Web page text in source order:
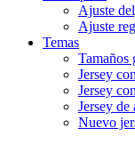
Ajuste
Ajuste
Temas
Tamaños
Jersey
Jersey
Jersey de
Nuevo